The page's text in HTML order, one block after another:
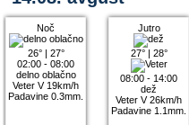
Noč
26°| 27°
02:00 - 08:00
delno oblačno
Veter V 19km/h
Padavine 0.3mm.
Jutro
27°| 28°
08:00 - 14:00
dež
Veter V 26km/h
Padavine 1.1mm.